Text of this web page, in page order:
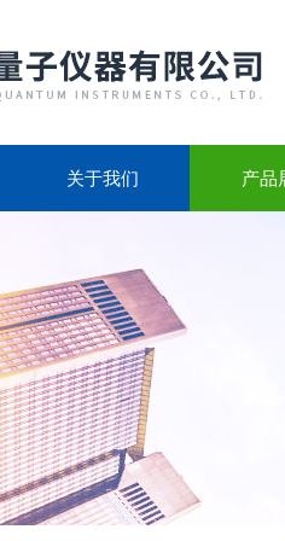
关于我们 产品